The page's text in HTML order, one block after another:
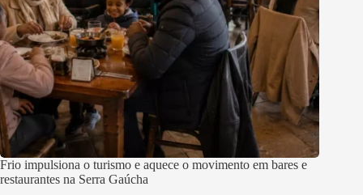
Frio impulsiona o turismo e aquece o movimento em bares e
restaurantes na Serra Gaúcha